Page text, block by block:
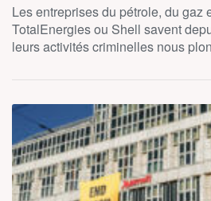
Les entreprises du pétrole, du gaz
TotalEnergies ou Shell savent
leurs activités criminelles nous